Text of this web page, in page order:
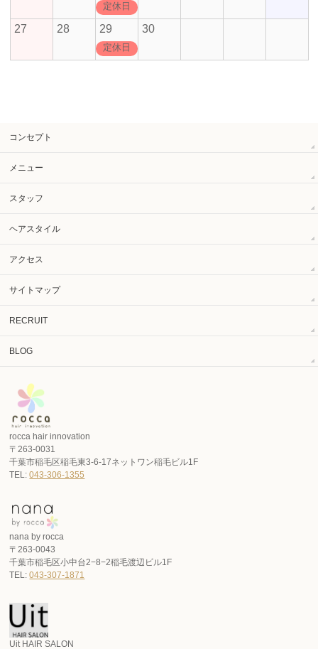
定休日
27 28 29
定休日
30
コンセプト
メニュー
スタッフ
ヘアスタイル
アクセス
サイトマップ
RECRUIT
BLOG
rocca hair innovation
〒263-0031
千葉市稲毛区稲毛東3-6-17ネットワン稲毛ビル1F
TEL:043-306-1355
nana by rocca
〒263-0043
千葉市稲毛区小中台2−8−2稲毛渡辺ビル1F
TEL:043-307-1871
Uit HAIR SALON